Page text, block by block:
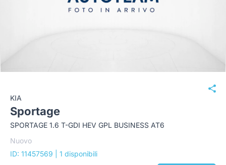
KIA
Sportage
SPORTAGE 1.6 T-GDI HEV GPL BUSINESS AT6
Nuovo
ID: 11457569
| 1 disponibili